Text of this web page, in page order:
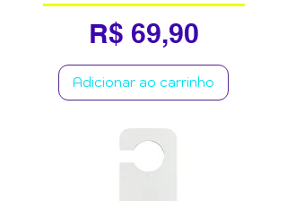
Preço
R$ 69,90
Adicionar ao carrinho